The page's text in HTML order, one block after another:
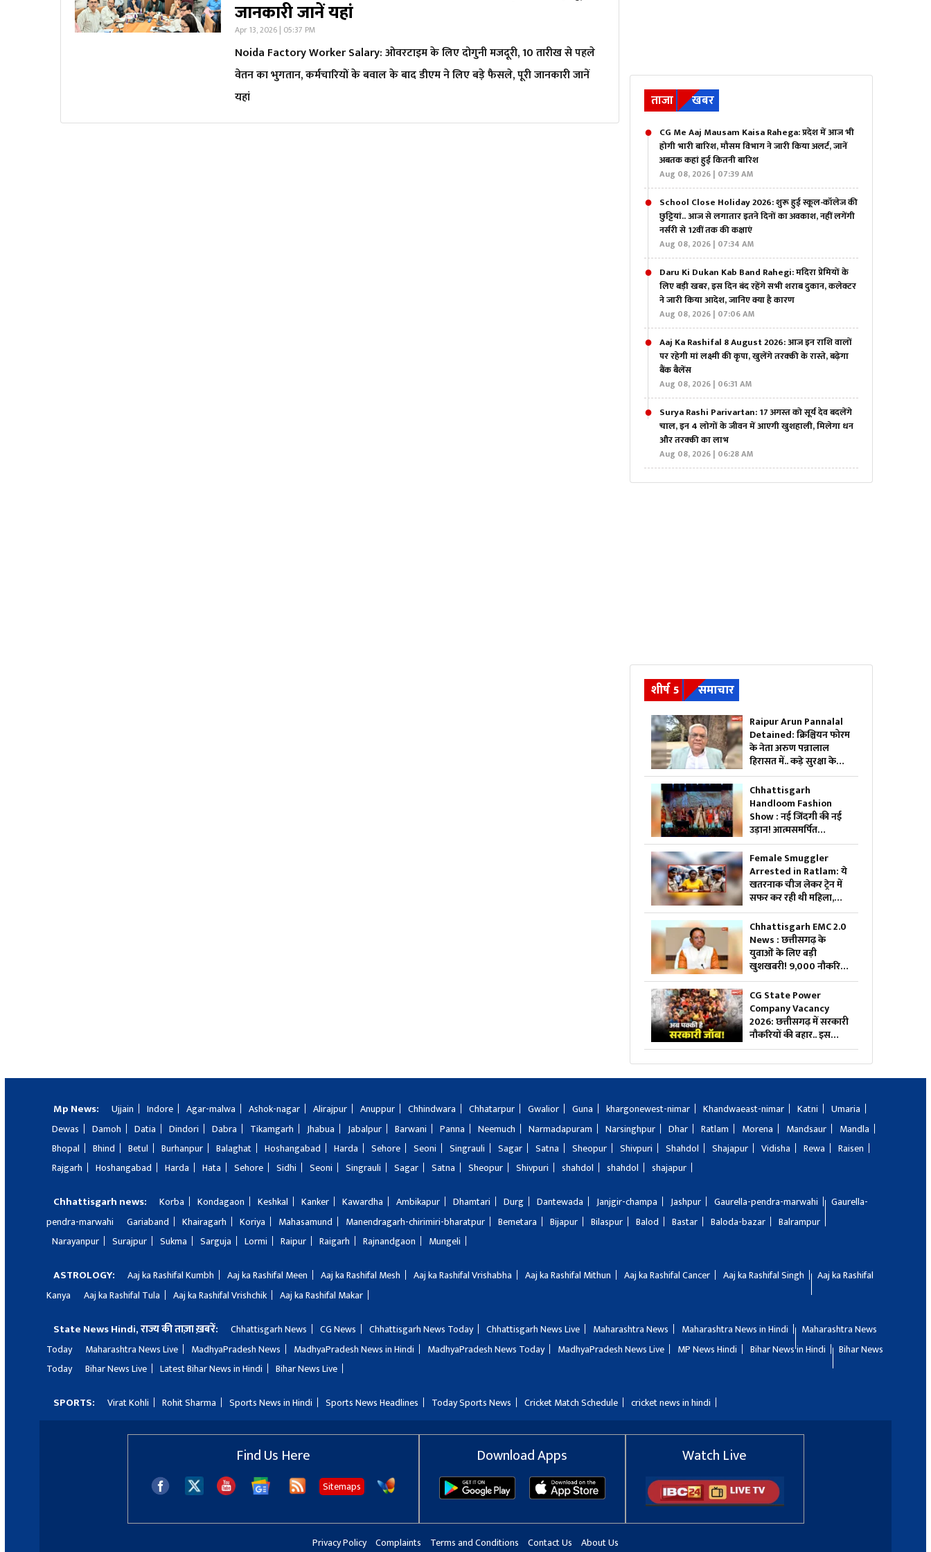
जानकारी जानें यहां
Apr 13, 2026 | 05:37 PM
Noida Factory Worker Salary: ओवरटाइम के लिए दोगुनी मजदूरी, 10 तारीख से पहले
वेतन का भुगतान, कर्मचारियों के बवाल के बाद डीएम ने लिए बड़े फैसले, पूरी जानकारी जानें
यहां
ताजा खबर
CG Me Aaj Mausam Kaisa Rahega: प्रदेश में आज भी
होगी भारी बारिश, मौसम विभाग ने जारी किया अलर्ट, जानें
अबतक कहां हुई कितनी बारिश
Aug 08, 2026 | 07:39 AM
School Close Holiday 2026: शुरू हुई स्कूल-कॉलेज की
छुट्टियां.. आज से लगातार इतने दिनों का अवकाश, नहीं लगेंगी
नर्सरी से 12वीं तक की कक्षाएं
Aug 08, 2026 | 07:34 AM
Daru Ki Dukan Kab Band Rahegi: मदिरा प्रेमियों के
लिए बड़ी खबर, इस दिन बंद रहेंगे सभी शराब दुकान, कलेक्टर
ने जारी किया आदेश, जानिए क्या है कारण
Aug 08, 2026 | 07:06 AM
Aaj Ka Rashifal 8 August 2026: आज इन राशि वालों
पर रहेगी मां लक्ष्मी की कृपा, खुलेंगे तरक्की के रास्ते, बढ़ेगा
बैंक बैलेंस
Aug 08, 2026 | 06:31 AM
Surya Rashi Parivartan: 17 अगस्त को सूर्य देव बदलेंगे
चाल, इन 4 लोगों के जीवन में आएगी खुशहाली, मिलेगा धन
और तरक्की का लाभ
Aug 08, 2026 | 06:28 AM
शीर्ष 5 समाचार
Raipur Arun Pannalal
Detained: क्रिश्चियन फोरम
के नेता अरुण पन्नालाल
हिरासत में.. कड़े सुरक्षा के
बीच थाने ले गई पुलिस, जानें
क्या है आरोप
Chhattisgarh
Handloom Fashion
Show : नई जिंदगी की नई
उड़ान! आत्मसमर्पित
महिलाओं ने रैंप पर बिखेरा
आत्मविश्वास, तस्वीरें जीत
लेंगी आपका दिल
Female Smuggler
Arrested in Ratlam: ये
खतरनाक चीज लेकर ट्रेन में
सफर कर रही थी महिला,
पुलिस ने किया गिरफ्तार,
जांच में सामने आई चौंकाने
वाली सच्चाई
Chhattisgarh EMC 2.0
News : छत्तीसगढ़ के
युवाओं के लिए बड़ी
खुशखबरी! 9,000 नौकरियों
का रास्ता साफ, केंद्र ने दी
मेगा प्रोजेक्ट को मंजूरी
CG State Power
Company Vacancy
2026: छत्तीसगढ़ में सरकारी
नौकरियों की बहार.. इस
विभाग ने 1235 पदों पर बम्पर
भर्ती, डाटा एंट्री ऑपरेटर के ही
Mp News: Ujjain Indore Agar-malwa Ashok-nagar Alirajpur Anuppur Chhindwara Chhatarpur Gwalior Guna khargonewest-nimar Khandwaeast-nimar Katni
Umaria
Dewas
Damoh Datia Dindori Dabra Tikamgarh Jhabua Jabalpur Barwani Panna Neemuch Narmadapuram Narsinghpur Dhar Ratlam Morena Mandsaur
Mandla
Bhopal
Bhind Betul Burhanpur Balaghat Hoshangabad Harda Sehore Seoni Singrauli Sagar Satna Sheopur Shivpuri Shahdol Shajapur Vidisha Rewa
Raisen
Rajgarh
Hoshangabad Harda Hata Sehore Sidhi Seoni Singrauli Sagar Satna Sheopur Shivpuri shahdol shahdol shajapur
Chhattisgarh news: Korba Kondagaon Keshkal Kanker Kawardha Ambikapur Dhamtari Durg Dantewada Janjgir-champa Jashpur Gaurella-pendra-marwahi
Gaurella-
pendra-marwahi
Gariaband Khairagarh Koriya Mahasamund Manendragarh-chirimiri-bharatpur Bemetara Bijapur Bilaspur Balod Bastar Baloda-bazar
Balrampur
Narayanpur
Surajpur Sukma Sarguja Lormi Raipur Raigarh Rajnandgaon Mungeli
ASTROLOGY: Aaj ka Rashifal Kumbh Aaj ka Rashifal Meen Aaj ka Rashifal Mesh Aaj ka Rashifal Vrishabha Aaj ka Rashifal Mithun Aaj ka Rashifal Cancer Aaj ka Rashifal Singh
Aaj ka Rashifal
Kanya
Aaj ka Rashifal Tula Aaj ka Rashifal Vrishchik Aaj ka Rashifal Makar
State News Hindi, राज्य की ताज़ा ख़बरें: Chhattisgarh News CG News Chhattisgarh News Today Chhattisgarh News Live Maharashtra News Maharashtra News in Hindi
Maharashtra News
Today
Maharashtra News Live MadhyaPradesh News MadhyaPradesh News in Hindi MadhyaPradesh News Today MadhyaPradesh News Live MP News Hindi Bihar News in Hindi
Bihar News
Today
Bihar News Live Latest Bihar News in Hindi Bihar News Live
SPORTS: Virat Kohli Rohit Sharma Sports News in Hindi Sports News Headlines Today Sports News Cricket Match Schedule cricket news in hindi
Find Us Here
Sitemaps
Download Apps Watch Live
Privacy Policy Complaints Terms and Conditions Contact Us About Us